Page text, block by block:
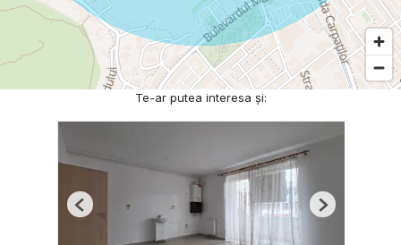
Te-ar putea interesa și:
Previous Next